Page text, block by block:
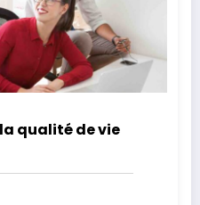
qualité de vie